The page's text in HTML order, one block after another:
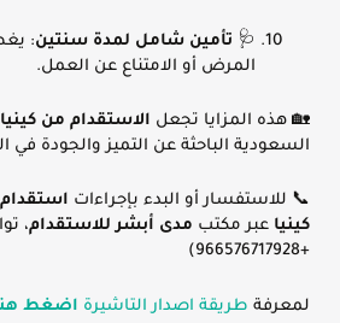
🩺 تأمين شامل لمدة سنتين:
المرض أو الامتناع عن العمل.
🏡 هذه المزايا تجعل الاستقدام من كينيا
السعودية الباحثة عن التميز والجودة في
📞 للاستفسار أو البدء بإجراءات
كينيا عبر مكتب مدى أبشر للاستقدام،
+966576717928)
لمعرفة طريقة اصدار التاشيرة اضغط